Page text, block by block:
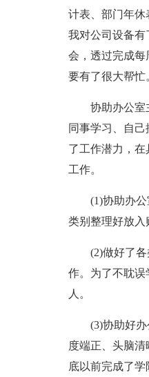
计表、部门年
我对公司设备有
会，透过完成
要有了很大帮忙
协助办公室
同事学习、自
了工作潜力，
工作。
(1)协助办
类别整理好放入
(2)做好了
作。为了不耽
人。
(3)协助好
度端正、头脑
底以前完成了